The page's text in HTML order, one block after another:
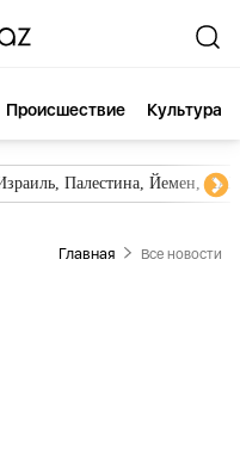
Происшествие Культура
Палестина, Йемен,
Главная Все новости